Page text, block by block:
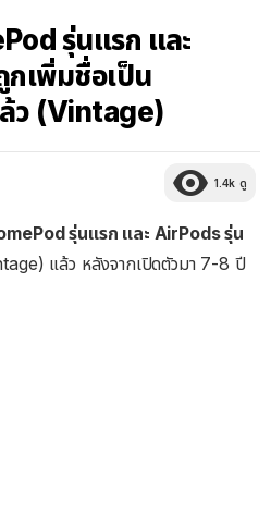
รุ่นแรก และ
เพิ่มชื่อเป็น
ว (Vintage)
1.4k ดู
รุ่นแรก และ AirPods รุ่น
แล้ว หลังจากเปิดตัวมา 7-8 ปี